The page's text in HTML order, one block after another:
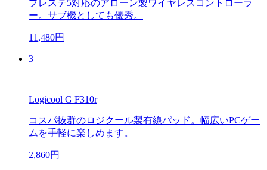
プレステ5対応のアローン製ワイヤレスコントローラ
ー。サブ機としても優秀。
11,480円
3
Logicool G F310r
コスパ抜群のロジクール製有線パッド。幅広いPCゲー
ムを手軽に楽しめます。
2,860円